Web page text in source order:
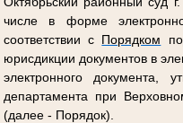
числе в форме
соответствии с Порядком
юрисдикции документов в
электронного документа,
департамента при
(далее - Порядок).